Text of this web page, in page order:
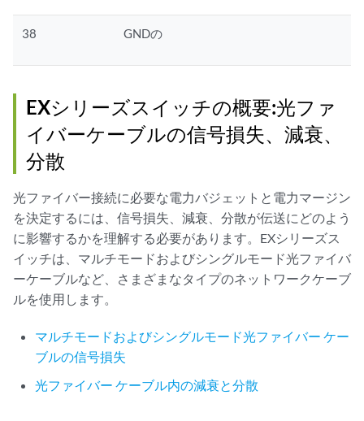
38 GNDの
EXシリーズスイッチの概要:光ファ
イバーケーブルの信号損失、減衰、
分散
光ファイバー接続に必要な電力バジェットと電力マージン
を決定するには、信号損失、減衰、分散が伝送にどのよう
に影響するかを理解する必要があります。EXシリーズス
イッチは、マルチモードおよびシングルモード光ファイバ
ーケーブルなど、さまざまなタイプのネットワークケーブ
ルを使用します。
マルチモードおよびシングルモード光ファイバー ケー
ブルの信号損失
光ファイバー ケーブル内の減衰と分散